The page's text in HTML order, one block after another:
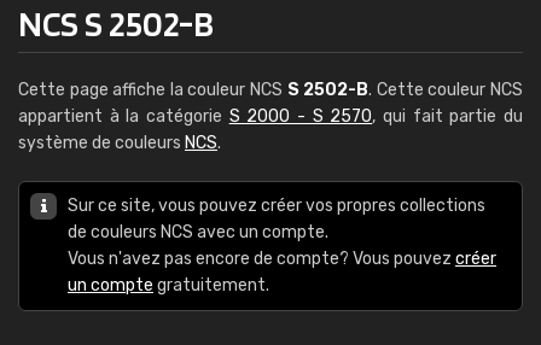
NCS S 2502-B
Cette page affiche la couleur NCS S 2502-B. Cette couleur NCS
appartient à la catégorie S 2000 - S 2570, qui fait partie du
système de couleurs NCS.
Sur ce site, vous pouvez créer vos propres collections
de couleurs NCS avec un compte.
Vous n'avez pas encore de compte? Vous pouvez créer
un compte gratuitement.